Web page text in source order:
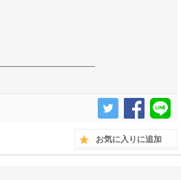
お気に入りに追加